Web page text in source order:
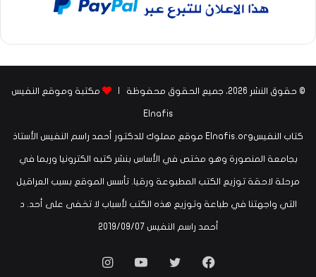
© حقوق النشر 2026، جميع الحقوق محفوظة | مكتبة وموقع النفيس
Elnafis
كتاب النفيسElnafis.org موقع مملوك للدكتور أحمد راسم النفيس الأستاذ
بجامعة المنصورة وهو مختص في الأساس بنشر كتبه الكترونيا وربما في
مرحلة لاحقة توزيع الكتب المطبوعة ورقيا. تأسس الموقع بسبب العراقيل
التي واجهتنا في طباعة وتوزيع هذه الكتب لأسباب لا تخفى على أحد. د
أحمد راسم النفيس ‏07‏/09‏/2019
فيسبوكتويتر يوتيوبانستقرام